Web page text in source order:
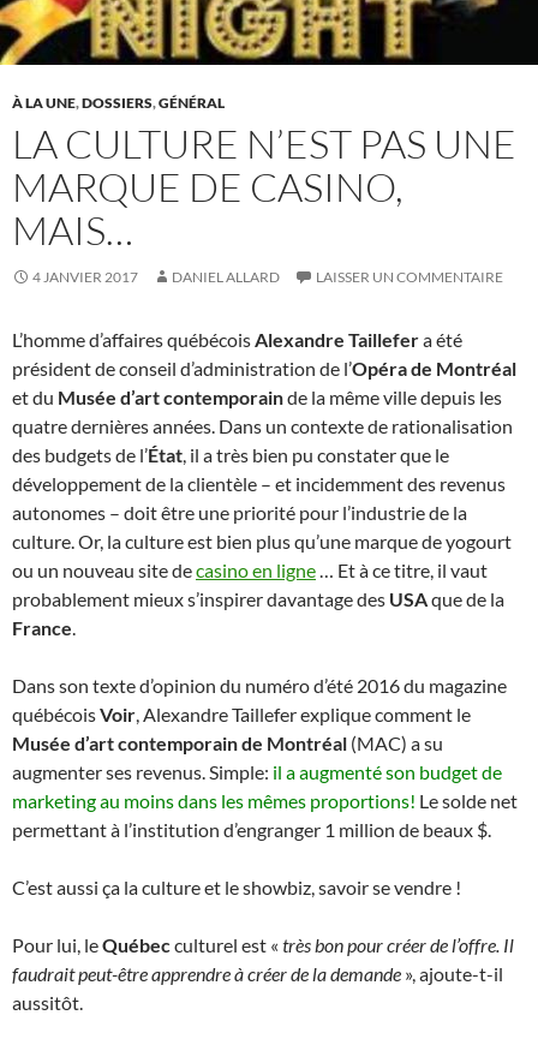
À LA UNE,DOSSIERS,GÉNÉRAL
LA CULTURE N’EST PAS UNE
MARQUE DE CASINO,
MAIS…
4 JANVIER 2017 DANIEL ALLARD LAISSER UN COMMENTAIRE
L’homme d’affaires québécoisAlexandre Taillefera été
président de conseil d’administration de l’Opéra de Montréal
et du Musée d’art contemporainde la même ville depuis les
quatre dernières années. Dans un contexte de rationalisation
des budgets de l’État, il a très bien pu constater que le
développement de la clientèle – et incidemment des revenus
autonomes – doit être une priorité pour l’industrie de la
culture. Or, la culture est bien plus qu’une marque de yogourt
ou un nouveau site decasino en ligne… Et à ce titre, il vaut
probablement mieux s’inspirer davantage des USAque de la
France.
Dans son texte d’opinion du numéro d’été 2016 du magazine
québécoisVoir, Alexandre Taillefer explique comment le
Musée d’art contemporain de Montréal (MAC) a su
augmenter ses revenus. Simple: il a augmenté son budget de
marketing au moins dans les mêmes proportions! Le solde net
permettant à l’institution d’engranger 1 million de beaux $.
C’est aussi ça la culture et le showbiz, savoir se vendre !
Pour lui, leQuébecculturel est « très bon pour créer de l’offre. Il
faudrait peut-être apprendre à créer de la demande », ajoute-t-il
aussitôt.